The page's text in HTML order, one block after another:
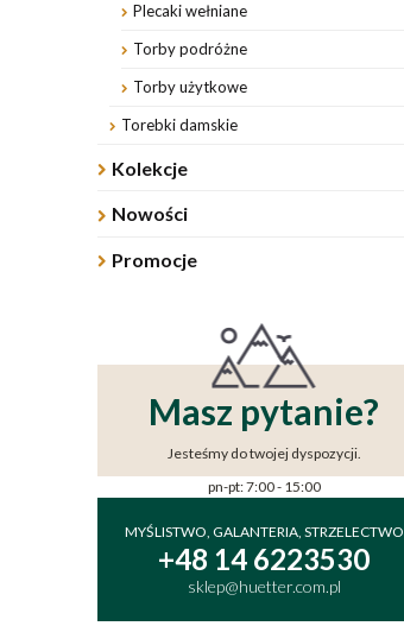
Plecaki wełniane
Torby podróżne
Torby użytkowe
Torebki damskie
Kolekcje
Nowości
Promocje
Masz pytanie?
Jesteśmy do twojej dyspozycji.
pn-pt: 7:00 - 15:00
MYŚLISTWO, GALANTERIA, STRZELECTWO
+48 14 6223530
sklep@huetter.com.pl